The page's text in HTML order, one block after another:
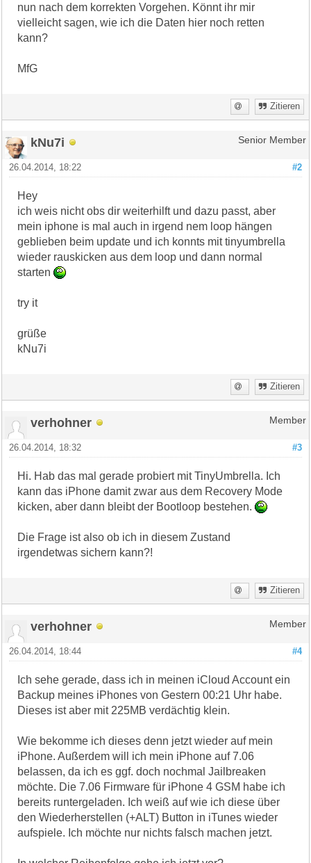
nun nach dem korrekten Vorgehen. Könnt ihr mir
vielleicht sagen, wie ich die Daten hier noch retten
kann?
MfG
Zitieren
kNu7i Senior Member
#2
26.04.2014, 18:22
Hey
ich weis nicht obs dir weiterhilft und dazu passt, aber
mein iphone is mal auch in irgend nem loop hängen
geblieben beim update und ich konnts mit tinyumbrella
wieder rauskicken aus dem loop und dann normal
starten
try it
grüße
kNu7i
Zitieren
verhohner Member
#3
26.04.2014, 18:32
Hi. Hab das mal gerade probiert mit TinyUmbrella. Ich
kann das iPhone damit zwar aus dem Recovery Mode
kicken, aber dann bleibt der Bootloop bestehen.
Die Frage ist also ob ich in diesem Zustand
irgendetwas sichern kann?!
Zitieren
verhohner Member
#4
26.04.2014, 18:44
Ich sehe gerade, dass ich in meinen iCloud Account ein
Backup meines iPhones von Gestern 00:21 Uhr habe.
Dieses ist aber mit 225MB verdächtig klein.
Wie bekomme ich dieses denn jetzt wieder auf mein
iPhone. Außerdem will ich mein iPhone auf 7.06
belassen, da ich es ggf. doch nochmal Jailbreaken
möchte. Die 7.06 Firmware für iPhone 4 GSM habe ich
bereits runtergeladen. Ich weiß auf wie ich diese über
den Wiederherstellen (+ALT) Button in iTunes wieder
aufspiele. Ich möchte nur nichts falsch machen jetzt.